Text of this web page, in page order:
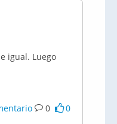
igual. Luego
0 0